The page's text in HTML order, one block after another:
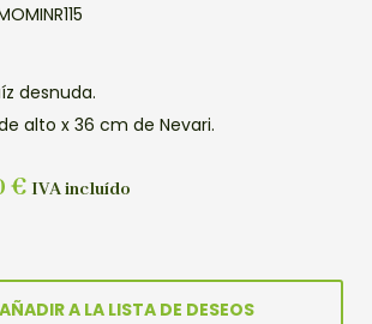
desnuda.
alto x 36 cm de Nevari.
€ IVA incluído
AÑADIR A LA LISTA DE DESEOS